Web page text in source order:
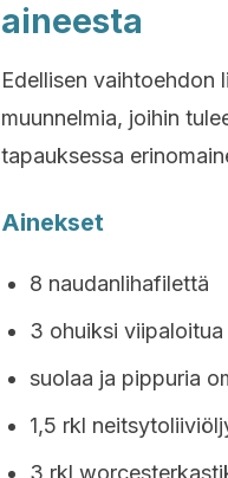
aineesta
Edellisen vaihtoehdon
muunnelmia, joihin
tapauksessa
Ainekset
8 naudanlihafilettä
3 ohuiksi viipaloitua
suolaa ja pippuria
1,5 rkl
3 rkl